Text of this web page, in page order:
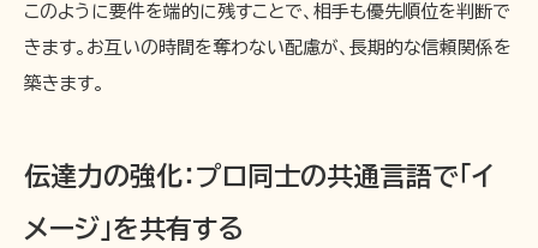
このように要件を端的に残すことで、相手も優先順位を判断で
きます。お互いの時間を奪わない配慮が、長期的な信頼関係を
築きます。
伝達力の強化：プロ同士の共通言語で「イ
メージ」を共有する